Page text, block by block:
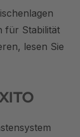
für Stabilität
lesen Sie